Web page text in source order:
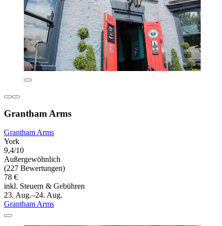
Grantham Arms
Grantham Arms
York
9,4/10
Außergewöhnlich
(227 Bewertungen)
78 €
inkl. Steuern & Gebühren
23. Aug.–24. Aug.
Grantham Arms